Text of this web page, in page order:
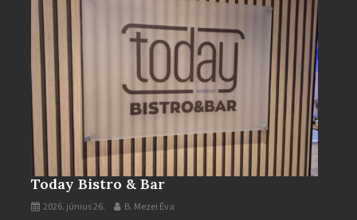
Today Bistro & Bar
2026. június 26. B. Mezei Éva